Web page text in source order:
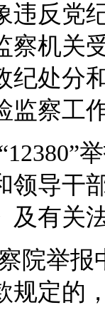
违反党
察机关
纪处分
监察工
领导干
及有关
规定的